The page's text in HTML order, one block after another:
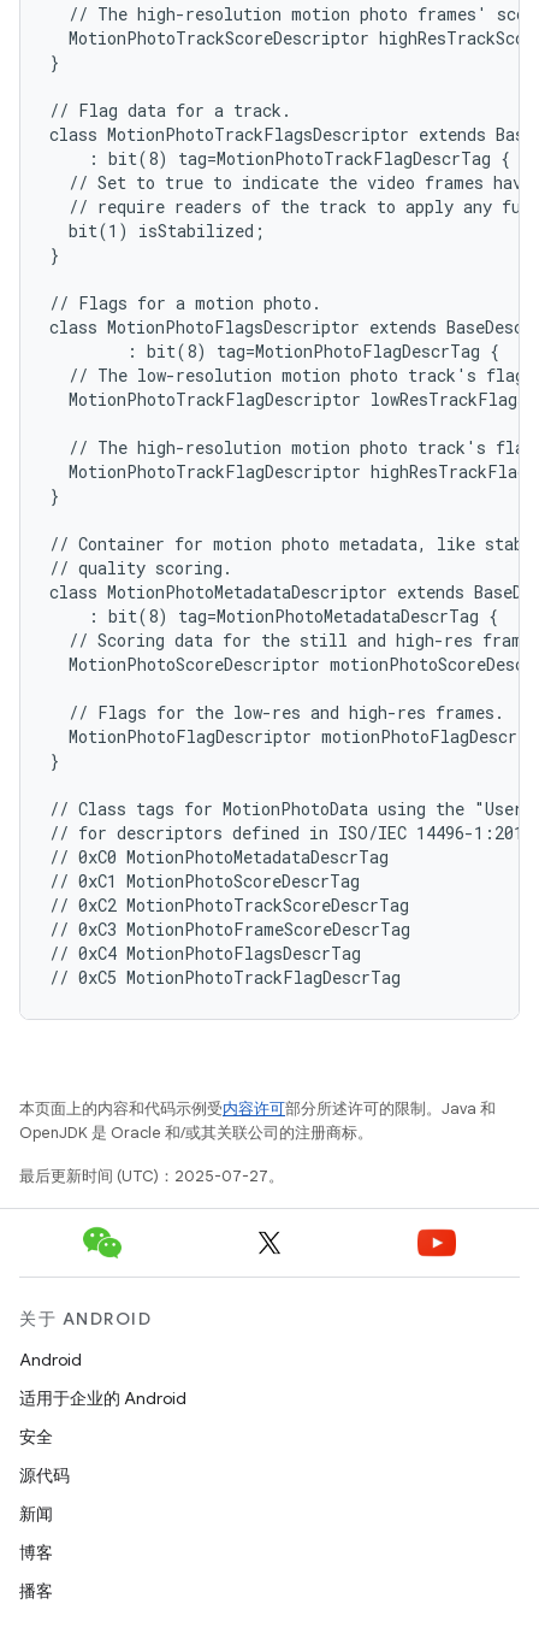
// The high-resolution motion photo frames'
MotionPhotoTrackScoreDescriptor
}
// Flag data for a track.
class MotionPhotoTrackFlagsDescriptor extends
    : bit(8) tag=MotionPhotoTrackFlagDescrTag {
// Set to true to indicate the video frames
// require readers of the track to apply any
  bit(1) isStabilized;
}
// Flags for a motion photo.
class MotionPhotoFlagsDescriptor extends
        : bit(8) tag=MotionPhotoFlagDescrTag {
// The low-resolution motion photo track's flag
MotionPhotoTrackFlagDescriptor
// The high-resolution motion photo track's flag
MotionPhotoTrackFlagDescriptor
}
// Container for motion photo metadata, like
// quality scoring.
class MotionPhotoMetadataDescriptor extends
    : bit(8) tag=MotionPhotoMetadataDescrTag {
// Scoring data for the still and high-res
MotionPhotoScoreDescriptor
  // Flags for the low-res and high-res frames.
  MotionPhotoFlagDescriptor motionPhotoFlagDescr;
}
// Class tags for MotionPhotoData using the "User
// for descriptors defined in ISO/IEC 14496-
// 0xC0 MotionPhotoMetadataDescrTag
// 0xC1 MotionPhotoScoreDescrTag
// 0xC2 MotionPhotoTrackScoreDescrTag
// 0xC3 MotionPhotoFrameScoreDescrTag
// 0xC4 MotionPhotoFlagsDescrTag
本页面上的内容和代码示例受内容许可部分所述许可的限制。Java 和
OpenJDK 是 Oracle 和/或其关联公司的注册商标。
最后更新时间 (UTC)：2025-07-27。
关于 ANDROID
Android
适用于企业的 Android
安全
源代码
新闻
博客
播客